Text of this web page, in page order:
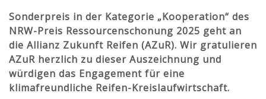
Sonderpreis in der Kategorie „Kooperation“ des
NRW-Preis Ressourcenschonung 2025 geht an
die Allianz Zukunft Reifen (AZuR). Wir gratulieren
AZuR herzlich zu dieser Auszeichnung und
würdigen das Engagement für eine
klimafreundliche Reifen-Kreislaufwirtschaft.